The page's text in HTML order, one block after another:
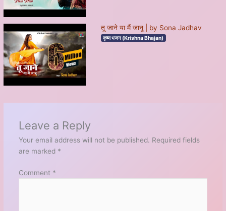
तू जाने या मैं जानू | by Sona Jadhav
कृष्ण भजन (Krishna Bhajan)
Leave a Reply
Your email address will not be published. Required fields
are marked *
Comment *